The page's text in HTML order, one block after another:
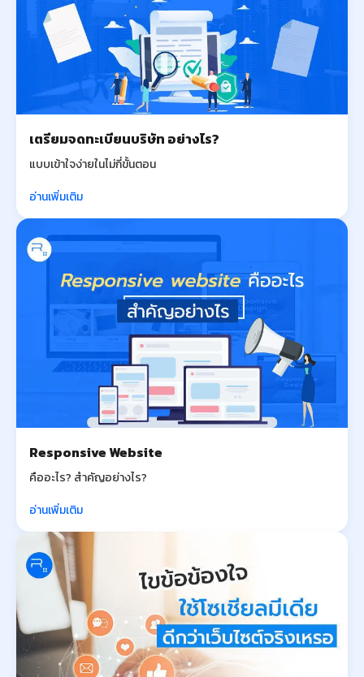
เตรียมจดทะเบียนบริษัท อย่างไร?
แบบเข้าใจง่ายในไม่กี่ขั้นตอน
อ่านเพิ่มเติม
Responsive Website
คืออะไร? สำคัญอย่างไร?
อ่านเพิ่มเติม